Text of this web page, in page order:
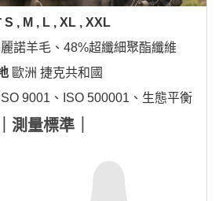
S , M , L , XL , XXL
諾羊毛、48%超纖細聚酯纖維
歐洲 捷克共和國
9001、ISO 500001、生態平衡
｜測量標準｜